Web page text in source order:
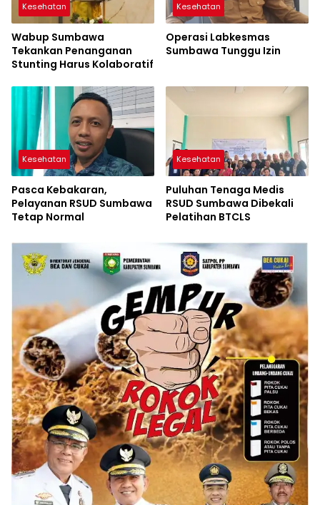
Kesehatan
Wabup Sumbawa
Tekankan Penanganan
Stunting Harus Kolaboratif
Kesehatan
Operasi Labkesmas
Sumbawa Tunggu Izin
Kesehatan
Pasca Kebakaran,
Pelayanan RSUD Sumbawa
Tetap Normal
Kesehatan
Puluhan Tenaga Medis
RSUD Sumbawa Dibekali
Pelatihan BTCLS